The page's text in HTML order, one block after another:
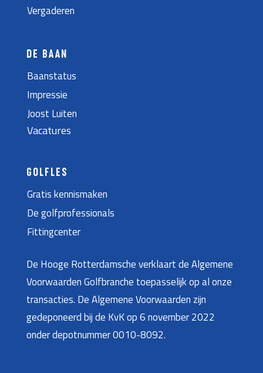
Vergaderen
DE BAAN
Baanstatus
Impressie
Joost Luiten
Vacatures
GOLFLES
Gratis kennismaken
De golfprofessionals
Fittingcenter
De Hooge Rotterdamsche verklaart de Algemene
Voorwaarden Golfbranche toepasselijk op al onze
transacties. De Algemene Voorwaarden zijn
gedeponeerd bij de KvK op 6 november 2022
onder depotnummer 0010-8092.